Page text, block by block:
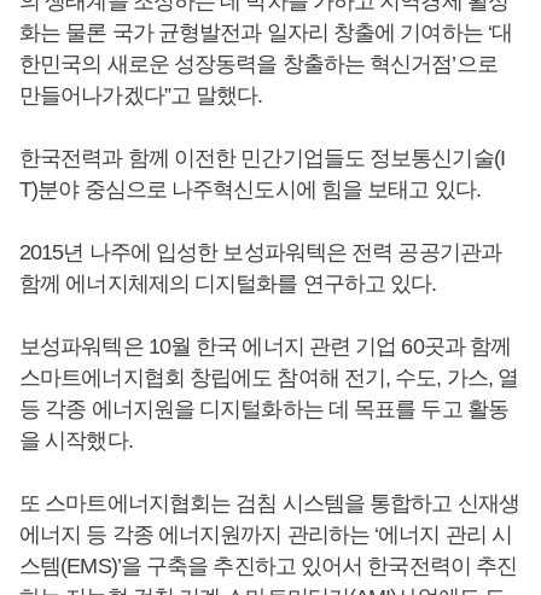
화는 물론 국가 균형발전과 일자리 창출에 기여하는 ‘대
한민국의 새로운 성장동력을 창출하는 혁신거점’으로
만들어나가겠다”고 말했다.
한국전력과 함께 이전한 민간기업들도 정보통신기술(I
T)분야 중심으로 나주혁신도시에 힘을 보태고 있다.
2015년 나주에 입성한 보성파워텍은 전력 공공기관과
함께 에너지체제의 디지털화를 연구하고 있다.
보성파워텍은 10월 한국 에너지 관련 기업 60곳과 함께
스마트에너지협회 창립에도 참여해 전기, 수도, 가스, 열
등 각종 에너지원을 디지털화하는 데 목표를 두고 활동
을 시작했다.
또 스마트에너지협회는 검침 시스템을 통합하고 신재생
에너지 등 각종 에너지원까지 관리하는 ‘에너지 관리 시
스템(EMS)’을 구축을 추진하고 있어서 한국전력이 추진